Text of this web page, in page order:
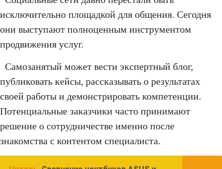
исключительно площадкой для общения. Сегодня
они выступают полноценным инструментом
продвижения услуг.
Самозанятый может вести экспертный блог,
публиковать кейсы, рассказывать о результатах
своей работы и демонстрировать компетенции.
Потенциальные заказчики часто принимают
решение о сотрудничестве именно после
знакомства с контентом специалиста.